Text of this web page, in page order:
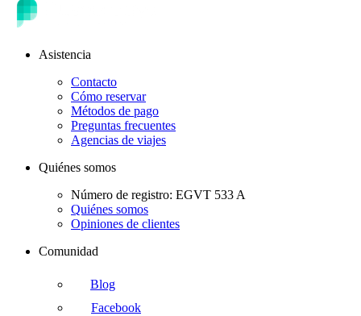
Asistencia
Contacto
Cómo reservar
Métodos de pago
Preguntas frecuentes
Agencias de viajes
Quiénes somos
Número de registro: EGVT 533 A
Quiénes somos
Opiniones de clientes
Comunidad
Blog
Facebook